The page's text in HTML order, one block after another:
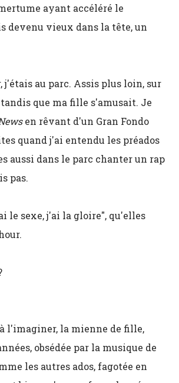
ayant accéléré le
devenu vieux dans la tête, un
j'étais au parc. Assis plus loin, sur
que ma fille s'amusait. Je
en rêvant d'un Gran Fondo
quand j'ai entendu les préados
aussi dans le parc chanter un rap
pas.
le sexe, j'ai la gloire", qu'elles
l'imaginer, la mienne de fille,
obsédée par la musique de
les autres ados, fagotée en